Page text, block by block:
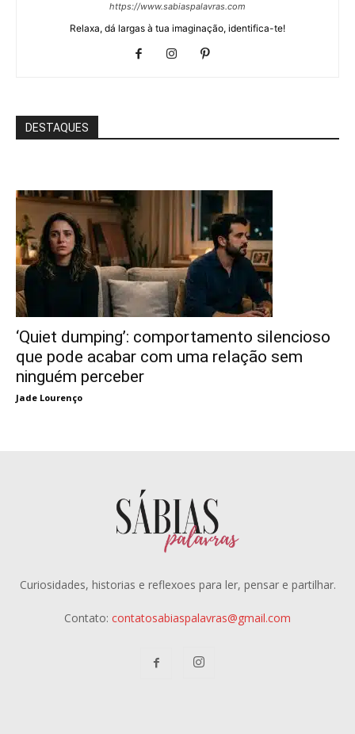
https://www.sabiaspalavras.com
Relaxa, dá largas à tua imaginação, identifica-te!
DESTAQUES
‘Quiet dumping’: comportamento silencioso
que pode acabar com uma relação sem
ninguém perceber
Jade Lourenço
Curiosidades, historias e reflexoes para ler, pensar e partilhar.
Contato: contatosabiaspalavras@gmail.com